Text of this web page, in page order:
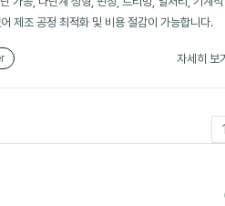
제조 공정 최적화 및 비용 절감이 가능합니다.
자세히 보
1